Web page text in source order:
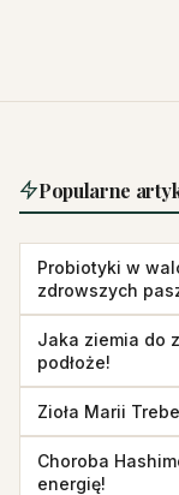
Popularne
Probiotyki w
zdrowszych
Jaka ziemia do
podłoże!
Zioła Marii
Choroba
energię!